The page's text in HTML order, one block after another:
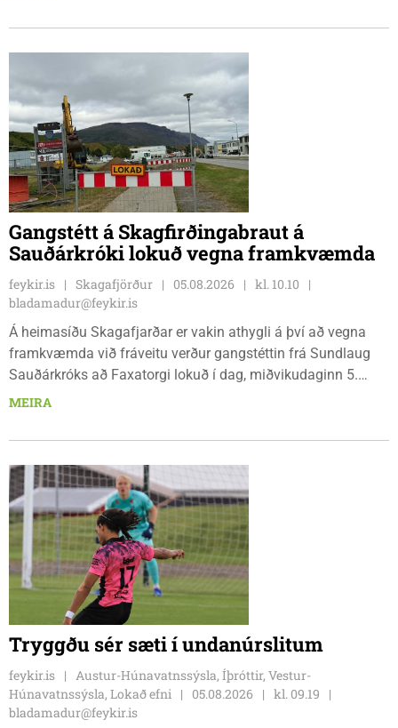
Gangstétt á Skagfirðingabraut á
Sauðárkróki lokuð vegna framkvæmda
feykir.is Skagafjörður 05.08.2026
kl. 10.10
bladamadur@feykir.is
Á heimasíðu Skagafjarðar er vakin athygli á því að vegna
framkvæmda við fráveitu verður gangstéttin frá Sundlaug
Sauðárkróks að Faxatorgi lokuð í dag, miðvikudaginn 5.
ágúst, og á morgun, fimmtudaginn 6. ágúst.
MEIRA
Tryggðu sér sæti í undanúrslitum
feykir.is
Austur-Húnavatnssýsla, Íþróttir, Vestur-
Húnavatnssýsla, Lokað efni
05.08.2026
kl. 09.19
bladamadur@feykir.is